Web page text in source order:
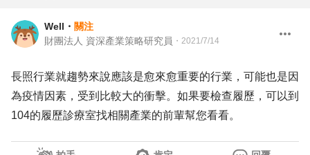
Well ・ 關注
財團法人 資深產業策略研究員 ・ 2021/7/14
長照行業就趨勢來說應該是愈來愈重要的行業，可能也是因
為疫情因素，受到比較大的衝擊。如果要檢查履歷，可以到
104的履歷診療室找相關產業的前輩幫您看看。